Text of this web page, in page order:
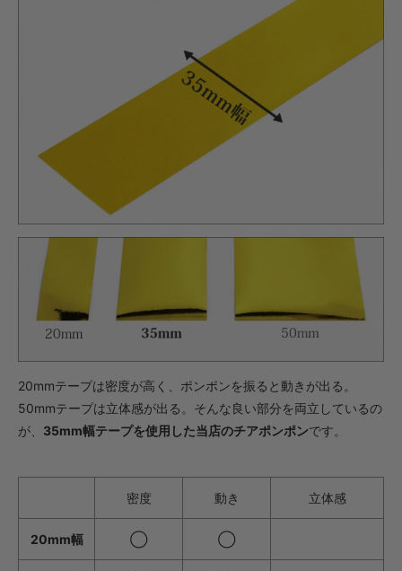
・【カット仕上】ｸﾞﾘｯﾌﾟ大
506円(税込)
・【完成仕上】ｸﾞﾘｯﾌﾟ小
902円(税込)
・【完成仕上】ｸﾞﾘｯﾌﾟ大
946円(税込)
・【カット仕上】ｸﾞﾘｯﾌﾟ小
528円(税込)
・【カット仕上】ｸﾞﾘｯﾌﾟ小
・【カット仕上】ｸﾞﾘｯﾌﾟ大
671円(税込)
・【完成仕上】ｸﾞﾘｯﾌﾟ小
1,254円(税込)
・【カット仕上】ｸﾞﾘｯﾌﾟ小
・【カット仕上】ｸﾞﾘｯﾌﾟ大
572円(税込)
20mmテープは密度が高く、ポンポンを振ると動きが出る。
50mmテープは立体感が出る。そんな良い部分を両立しているの
が、 35mm幅テープを使用した当店のチアポンポンです。
密度 動き 立体感
20mm幅 ◯ ◯